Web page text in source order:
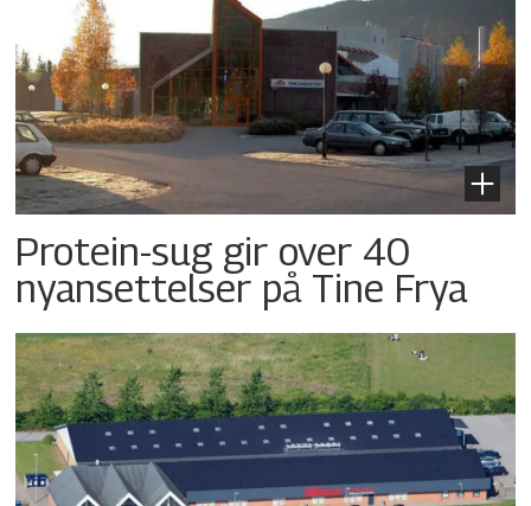
Protein-sug gir over 40
nyansettelser på Tine Frya